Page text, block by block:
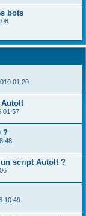
bots
01:20
AutoIt
01:57
?
script AutoIt ?
10:49